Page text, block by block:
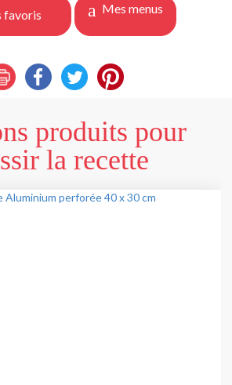
favoris Mes menus
produits pour
la recette